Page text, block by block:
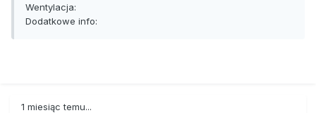
Wentylacja:
Dodatkowe info:
1 miesiąc temu...